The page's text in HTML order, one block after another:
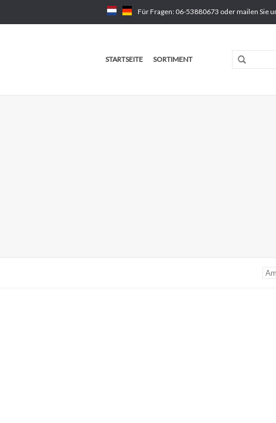
Für Fragen: 06-53880673 oder mailen Sie
STARTSEITE SORTIMENT